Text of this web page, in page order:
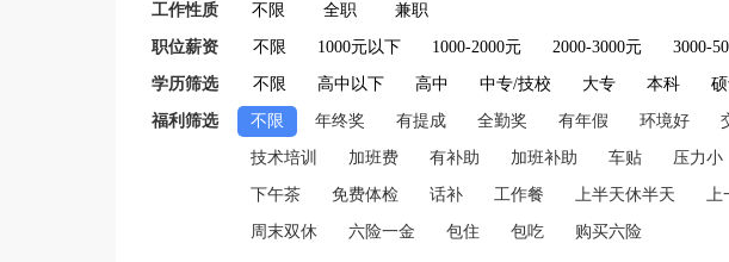
工作性质 不限 全职 兼职
职位薪资 不限 1000元以下 1000-2000元 2000-3000元 3000-
学历筛选 不限 高中以下 高中 中专/技校 大专 本科
福利筛选 不限 年终奖 有提成 全勤奖 有年假 环境好
技术培训 加班费 有补助 加班补助 车贴 压力小
下午茶 免费体检 话补 工作餐 上半天休半天 上
周末双休 六险一金 包住 包吃 购买六险